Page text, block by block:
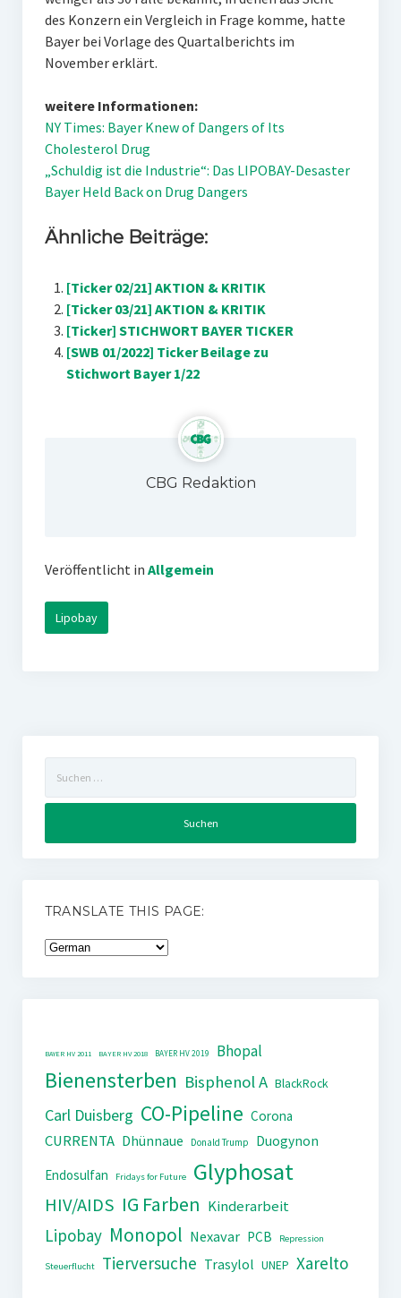
des Konzern ein Vergleich in Frage komme, hatte
Bayer bei Vorlage des Quartalberichts im
November erklärt.
weitere Informationen:
NY Times: Bayer Knew of Dangers of Its
Cholesterol Drug
„Schuldig ist die Industrie“: Das LIPOBAY-Desaster
Bayer Held Back on Drug Dangers
Ähnliche Beiträge:
[Ticker 02/21] AKTION & KRITIK
[Ticker 03/21] AKTION & KRITIK
[Ticker] STICHWORT BAYER TICKER
[SWB 01/2022] Ticker Beilage zu
Stichwort Bayer 1/22
CBG Redaktion
Veröffentlicht in Allgemein
Lipobay
nach:
TRANSLATE THIS PAGE:
BAYER HV 2011 BAYER HV 2018 BAYER HV 2019 Bhopal
Bienensterben Bisphenol A BlackRock
Carl Duisberg CO-Pipeline Corona
CURRENTA Dhünnaue Donald Trump
Duogynon
Endosulfan
Fridays for Future Glyphosat
HIV/AIDS IG Farben Kinderarbeit
Lipobay Monopol Nexavar PCB Repression
Steuerflucht Tierversuche Trasylol UNEP Xarelto